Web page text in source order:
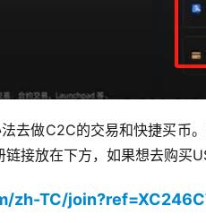
去做C2C的交易和快捷买币
接放在下方，如果想去购买
zh-TC/